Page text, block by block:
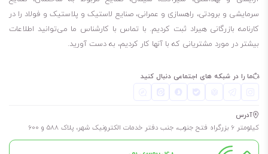
سرمایشی و برودتی، راهسازی و عمرانی، صنایع لاستیک و پلاستیک و فولاد را در
کارنامه بازرگانی هیراد ثبت کردیم. با تماس با کارشناس ما می‌توانید اطلاعات
بیشتر در مورد مشتریانی که با آنها کار کردیم، به دست آورید.
ما را در شبکه های اجتماعی دنبال کنید
آدرس
کیلومتر 6 بزرگراه فتح جنوب، جنب دفتر خدمات الکترونیک شهر، پلاک 588 و 600